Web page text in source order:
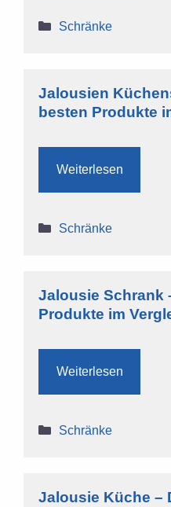
Kategorien
Schränke
Jalousien
besten Produkte
Weiterlesen
Kategorien
Schränke
Jalousie Schrank
Produkte im
Weiterlesen
Kategorien
Schränke
Jalousie Küche –